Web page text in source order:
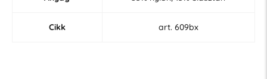
Cikk art. 609bx